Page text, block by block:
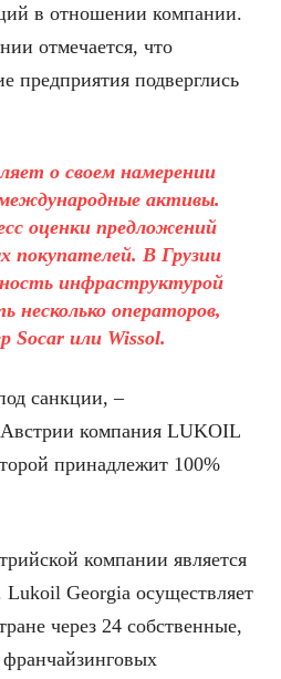
в отношении компании.
отмечается, что
предприятия подверглись
о своем намерении
активы.
оценки предложений
покупателей. В Грузии
инфраструктурой
несколько операторов,
Socar или Wissol.
санкции, –
Австрии компания LUKOIL
принадлежит 100%
компании является
Georgia осуществляет
через 24 собственные,